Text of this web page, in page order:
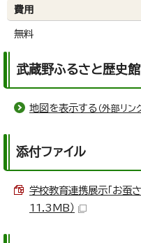
費用
無料
武蔵野ふるさと歴史
地図を表示する （外部リン
添付ファイル
学校教育連携展示「お蚕
11.3MB）